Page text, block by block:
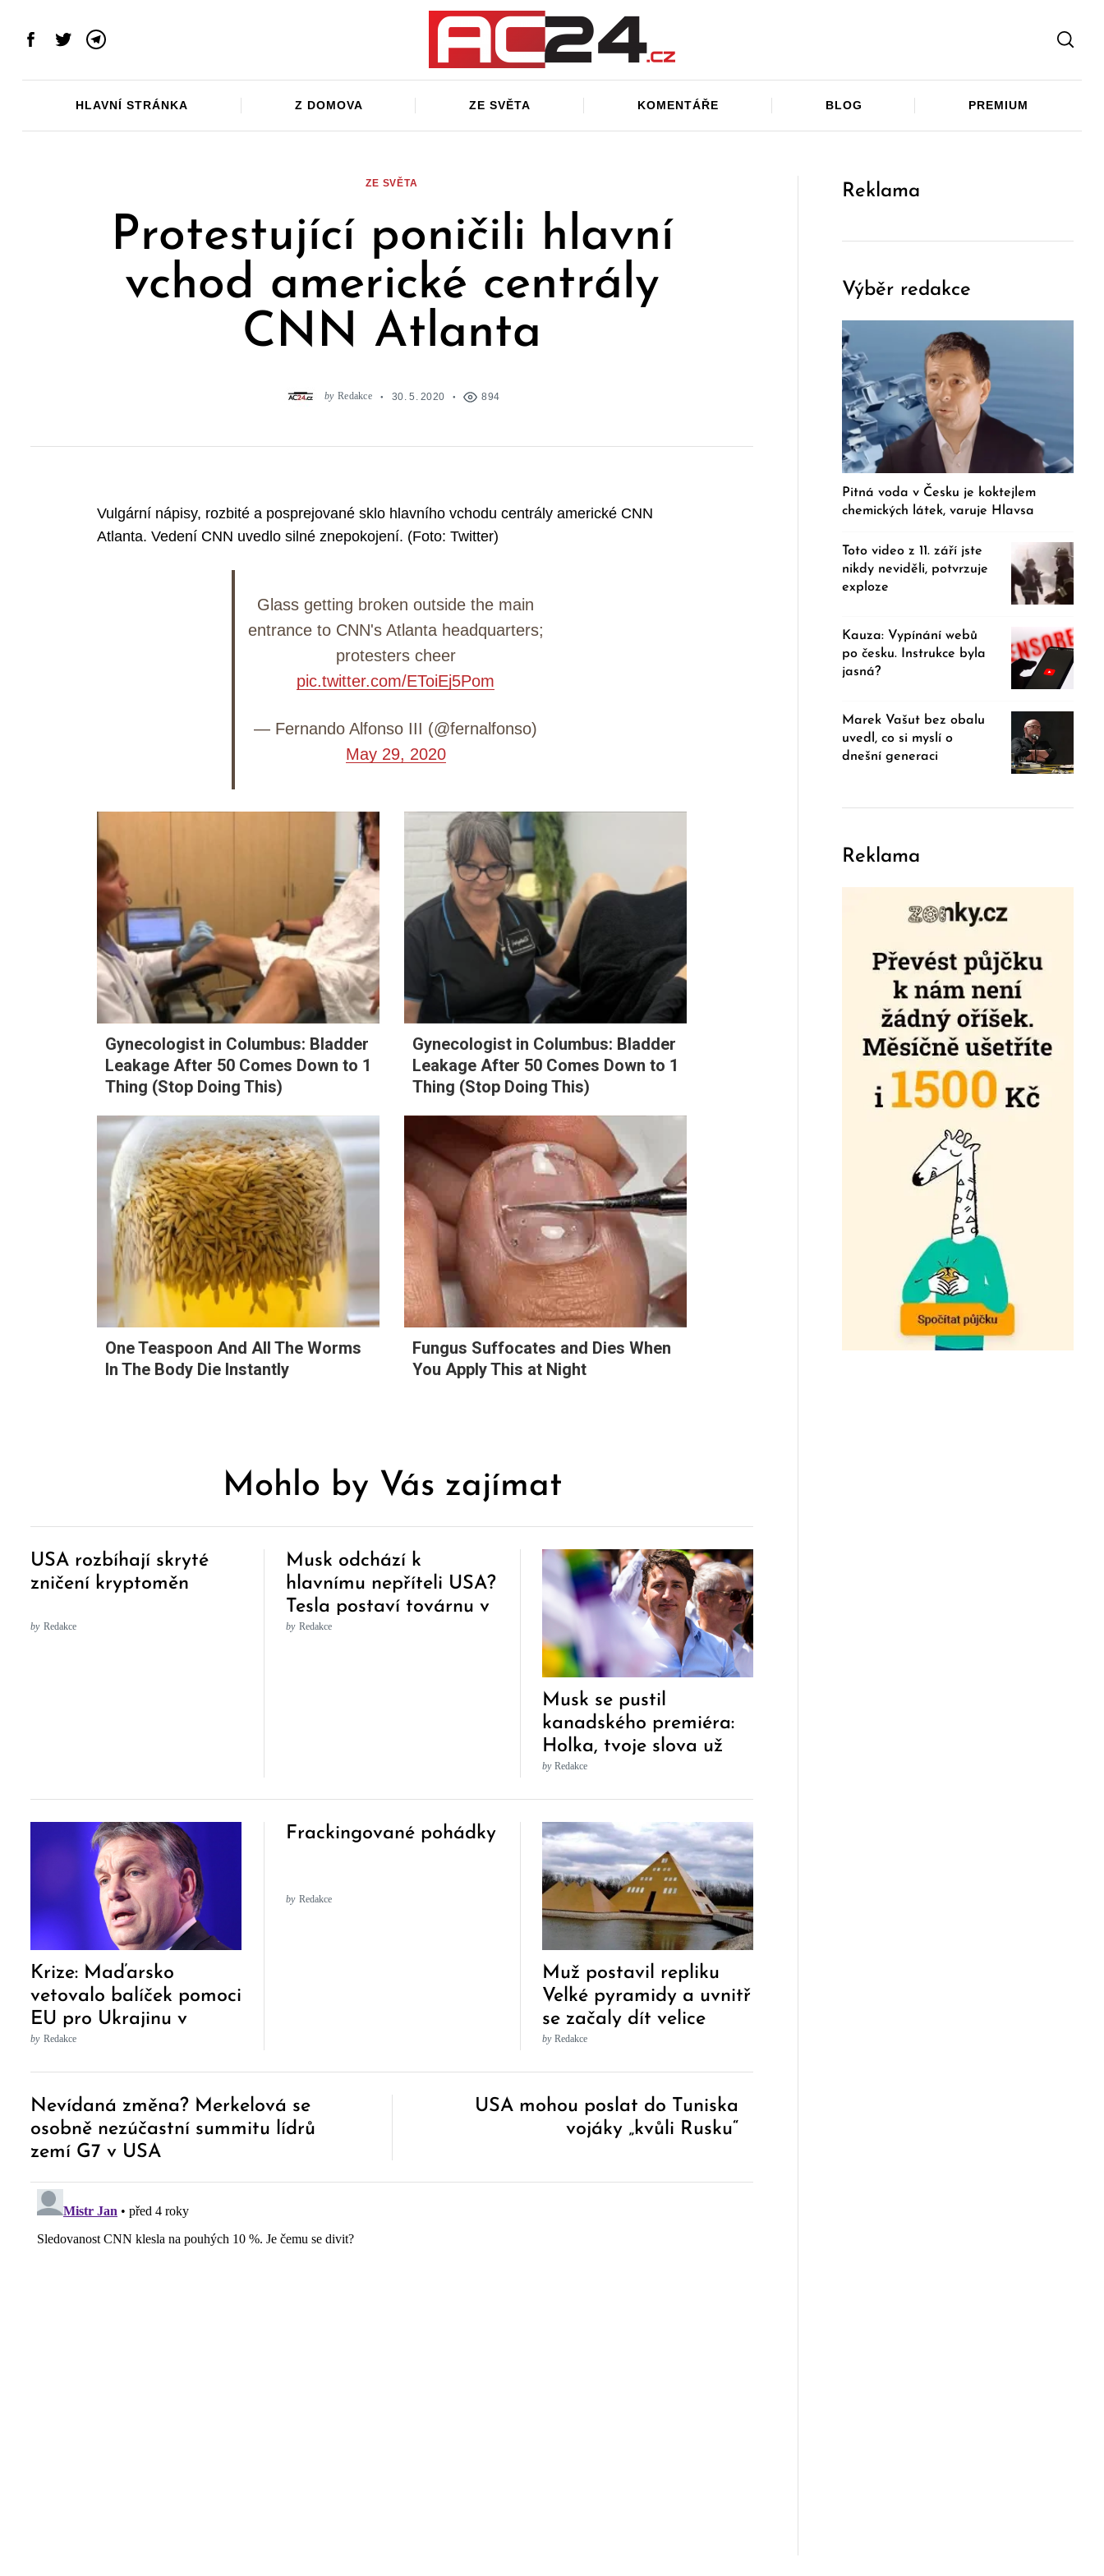
Facebook
TwitterTelegram
HLAVNÍ STRÁNKA Z DOMOVA ZE SVĚTA KOMENTÁŘE BLOG PREMIUM
ZE SVĚTA
Protestující poničili hlavní
vchod americké centrály
CNN Atlanta
by Redakce 30. 5. 2020 894
Vulgární nápisy, rozbité a posprejované sklo hlavního vchodu centrály americké CNN
Atlanta. Vedení CNN uvedlo silné znepokojení. (Foto: Twitter)
Glass getting broken outside the main
entrance to CNN's Atlanta headquarters;
protesters cheer
pic.twitter.com/EToiEj5Pom
— Fernando Alfonso III (@fernalfonso)
May 29, 2020
Gynecologist in Columbus: Bladder
Leakage After 50 Comes Down to 1
Thing (Stop Doing This)
Gynecologist in Columbus: Bladder
Leakage After 50 Comes Down to 1
Thing (Stop Doing This)
One Teaspoon And All The Worms
In The Body Die Instantly
Fungus Suffocates and Dies When
You Apply This at Night
Mohlo by Vás zajímat
USA rozbíhají skryté
zničení kryptoměn
by Redakce
Musk odchází k
hlavnímu nepříteli USA?
Tesla postaví továrnu v
Číně
by Redakce
Musk se pustil
kanadského premiéra:
Holka, tvoje slova už
nikoho nezajímají!
by Redakce
Krize: Maďarsko
vetovalo balíček pomoci
EU pro Ukrajinu v
hodnotě 18 miliard eur
by Redakce
Frackingované pohádky
by Redakce
Muž postavil repliku
Velké pyramidy a uvnitř
se začaly dít velice
zvláštní věci
by Redakce
Post
Navigation
Nevídaná změna? Merkelová se
osobně nezúčastní summitu lídrů
zemí G7 v USA
USA mohou poslat do Tuniska
vojáky „kvůli Rusku“
Reklama
Výběr redakce
Pitná voda v Česku je koktejlem
chemických látek, varuje Hlavsa
Toto video z 11. září jste
nikdy neviděli, potvrzuje
exploze
Kauza: Vypínání webů
po česku. Instrukce byla
jasná?
Marek Vašut bez obalu
uvedl, co si myslí o
dnešní generaci
Reklama
Search
for: